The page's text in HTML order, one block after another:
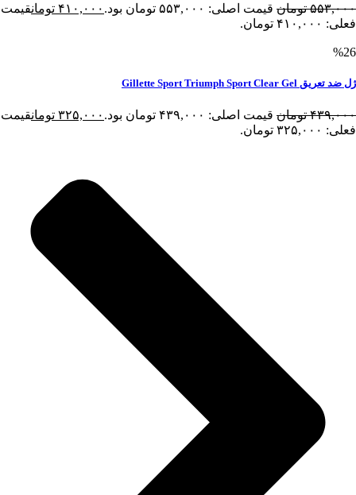
۵۵۳,۰۰۰ تومان قیمت اصلی: ۵۵۳,۰۰۰ تومان بود. ۴۱۰,۰۰۰ تومانقیمت
فعلی: ۴۱۰,۰۰۰ تومان.
%26
ژل ضد تعریق Gillette Sport Triumph Sport Clear Gel
۴۳۹,۰۰۰ تومان قیمت اصلی: ۴۳۹,۰۰۰ تومان بود. ۳۲۵,۰۰۰ تومانقیمت
فعلی: ۳۲۵,۰۰۰ تومان.